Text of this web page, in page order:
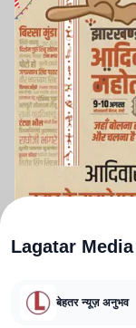
Lagatar Media
बेहतर न्यूज़ अनुभव